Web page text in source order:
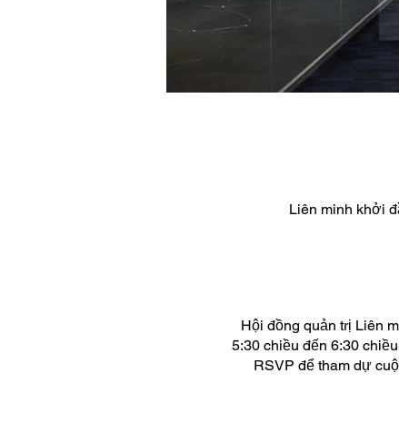
Liên minh khởi
​Hội đồng quản trị Liên
5:30 chiều đến 6:30
RSVP để tham dự